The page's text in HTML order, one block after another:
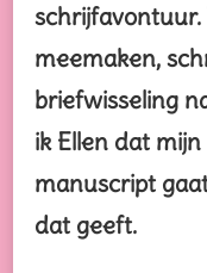
schrijfavontuur.
meemaken,
briefwisseling
ik Ellen dat
manuscript
dat geeft.